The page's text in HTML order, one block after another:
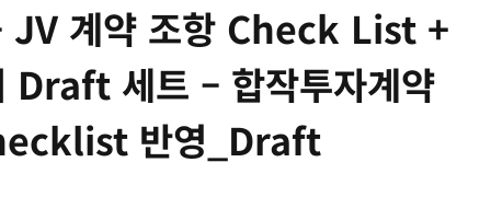
JV 계약 조항 Check List +
Draft 세트 – 합작투자계약
반영_Draft